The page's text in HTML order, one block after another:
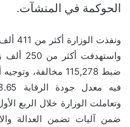
الحوكمة في المنشآت.
ضمن آليات تضمن العدالة